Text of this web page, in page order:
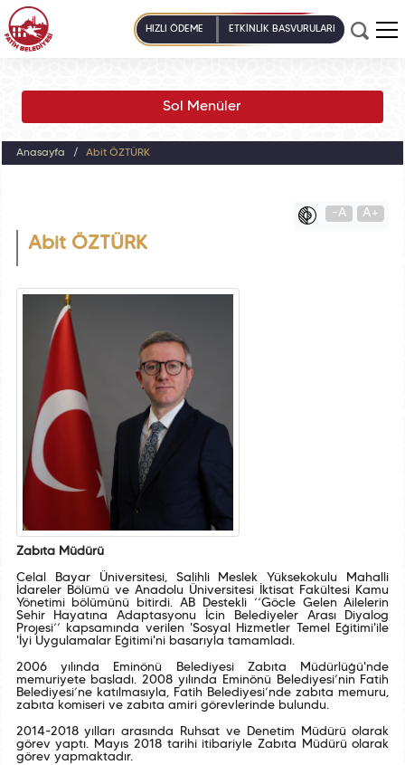
HIZLI ÖDEME ETKİNLİK BAŞVURULARI
Sol Menüler
Anasayfa Abit ÖZTÜRK
-A A+
Abit ÖZTÜRK
Zabıta Müdürü
Celal Bayar Üniversitesi, Salihli Meslek Yüksekokulu Mahalli
İdareler Bölümü ve Anadolu Üniversitesi İktisat Fakültesi Kamu
Yönetimi bölümünü bitirdi. AB Destekli ‘‘Göçle Gelen Ailelerin
Şehir Hayatına Adaptasyonu İçin Belediyeler Arası Diyalog
Projesi’’ kapsamında verilen 'Sosyal Hizmetler Temel Eğitimi'ile
'İyi Uygulamalar Eğitimi'ni başarıyla tamamladı.
2006 yılında Eminönü Belediyesi Zabıta Müdürlüğü'nde
memuriyete başladı. 2008 yılında Eminönü Belediyesi’nin Fatih
Belediyesi’ne katılmasıyla, Fatih Belediyesi’nde zabıta memuru,
zabıta komiseri ve zabıta amiri görevlerinde bulundu.
2014-2018 yılları arasında Ruhsat ve Denetim Müdürü olarak
görev yaptı. Mayıs 2018 tarihi itibariyle Zabıta Müdürü olarak
görev yapmaktadır.